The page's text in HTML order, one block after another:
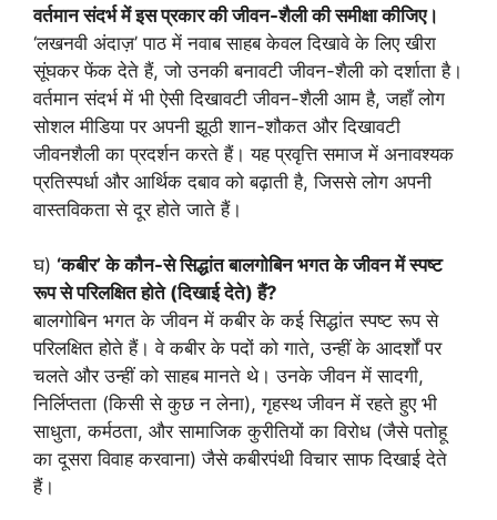
वर्तमान संदर्भ में इस प्रकार की जीवन-शैली की समीक्षा कीजिए।
‘लखनवी अंदाज़’ पाठ में नवाब साहब केवल दिखावे के लिए खीरा
सूंघकर फेंक देते हैं, जो उनकी बनावटी जीवन-शैली को दर्शाता है।
वर्तमान संदर्भ में भी ऐसी दिखावटी जीवन-शैली आम है, जहाँ लोग
सोशल मीडिया पर अपनी झूठी शान-शौकत और दिखावटी
जीवनशैली का प्रदर्शन करते हैं। यह प्रवृत्ति समाज में अनावश्यक
प्रतिस्पर्धा और आर्थिक दबाव को बढ़ाती है, जिससे लोग अपनी
वास्तविकता से दूर होते जाते हैं।
घ) ‘कबीर’ के कौन-से सिद्धांत बालगोबिन भगत के जीवन में स्पष्ट
रूप से परिलक्षित होते (दिखाई देते) हैं?
बालगोबिन भगत के जीवन में कबीर के कई सिद्धांत स्पष्ट रूप से
परिलक्षित होते हैं। वे कबीर के पदों को गाते, उन्हीं के आदर्शों पर
चलते और उन्हीं को साहब मानते थे। उनके जीवन में सादगी,
निर्लिप्तता (किसी से कुछ न लेना), गृहस्थ जीवन में रहते हुए भी
साधुता, कर्मठता, और सामाजिक कुरीतियों का विरोध (जैसे पतोहू
का दूसरा विवाह करवाना) जैसे कबीरपंथी विचार साफ दिखाई देते
हैं।